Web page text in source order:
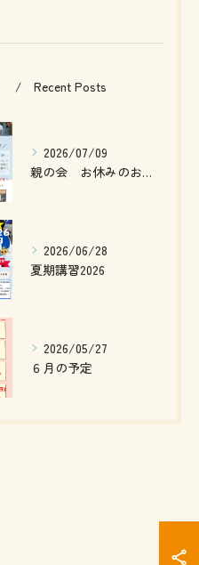
Recent Posts
2026/07/09
親の会 お休みのお知らせ
2026/06/28
夏期講習2026
2026/05/27
６月の予定